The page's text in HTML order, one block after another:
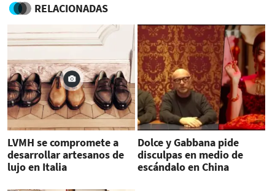
RELACIONADAS
LVMH se compromete a
desarrollar artesanos de
lujo en Italia
Dolce y Gabbana pide
disculpas en medio de
escándalo en China